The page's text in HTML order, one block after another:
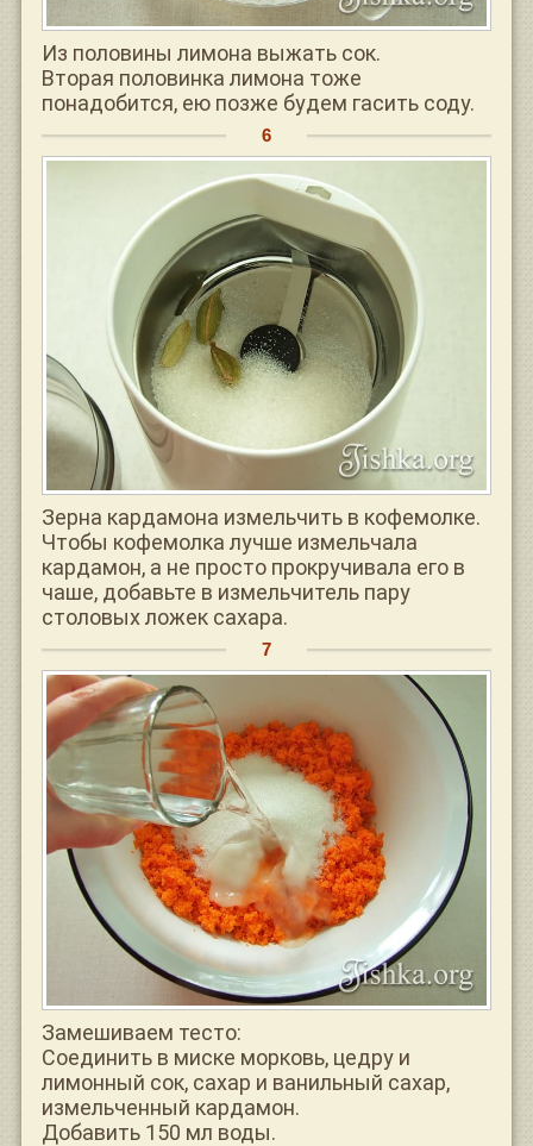
Из половины лимона выжать сок.
Вторая половинка лимона тоже
понадобится, ею позже будем гасить соду.
Зерна кардамона измельчить в кофемолке.
Чтобы кофемолка лучше измельчала
кардамон, а не просто прокручивала его в
чаше, добавьте в измельчитель пару
столовых ложек сахара.
Замешиваем тесто:
Соединить в миске морковь, цедру и
лимонный сок, сахар и ванильный сахар,
измельченный кардамон.
Добавить 150 мл воды.